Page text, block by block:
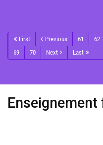
First Previous 61 62
69
70 Next Last